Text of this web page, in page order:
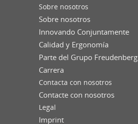
Sobre nosotros
Sobre nosotros
Innovando Conjuntamente
Calidad y Ergonomía
Parte del Grupo Freudenberg
Carrera
Contacta con nosotros
Contacte con nosotros
Legal
Imprint